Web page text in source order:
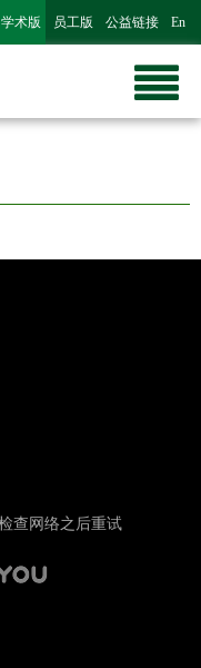
学术版 员工版 公益链接 En